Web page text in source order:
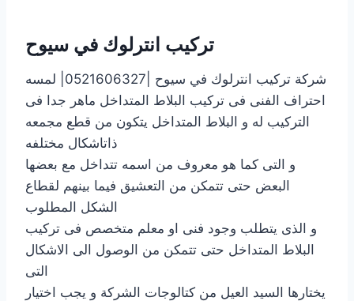
تركيب انترلوك في سيوح
شركة تركيب انترلوك في سيوح |0521606327| لمسه
احتراف الفنى فى تركيب البلاط المتداخل ماهر جدا فى
التركيب له و البلاط المتداخل يتكون من قطع مجمعه
ذاتاشكال مختلفه
و التى كما هو معروف من اسمه تتداخل مع بعضها
البعض حتى تتمكن من التعشيق فيما بينهم لقطاع
الشكل المطلوب
و الذى يتطلب وجود فنى او معلم متخصص فى تركيب
البلاط المتداخل حتى تتمكن من الوصول الى الاشكال
التى
يختارها السيد العيل من كتالوجات الشركة و يجب اختيار